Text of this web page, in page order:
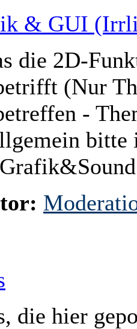
& GUI
die 2D-
(Nur
-
bitte
die hier